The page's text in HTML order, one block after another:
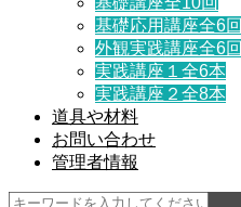
基礎応用講座全6回
外観実践講座全6回
実践講座１全6本
実践講座２全8本
道具や材料
お問い合わせ
管理者情報